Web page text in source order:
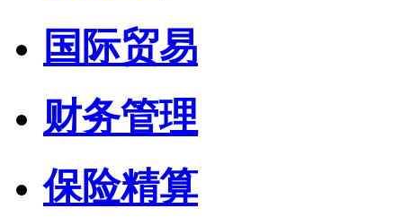
国际贸易
财务管理
保险精算